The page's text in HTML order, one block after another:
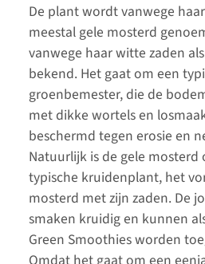
De plant wordt vanwege
meestal gele mosterd
vanwege haar witte zaden
bekend. Het gaat om een
groenbemester, die de
met dikke wortels en
beschermd tegen erosie en
Natuurlijk is de gele mosterd
typische kruidenplant, het
mosterd met zijn zaden. De
smaken kruidig en kunnen
Green Smoothies worden